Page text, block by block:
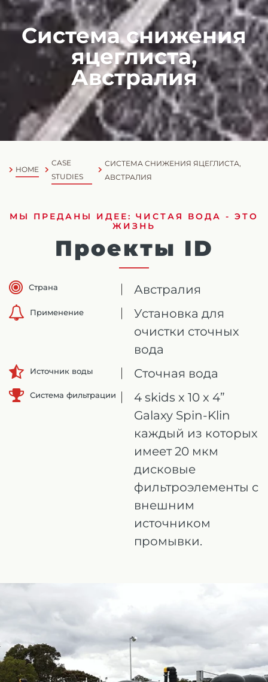
Система снижения
яцеглиста,
Австралия
HOME
CASE
STUDIES
СИСТЕМА СНИЖЕНИЯ ЯЦЕГЛИСТА,
АВСТРАЛИЯ
МЫ ПРЕДАНЫ ИДЕЕ: ЧИСТАЯ ВОДА - ЭТО
ЖИЗНЬ
Проекты ID
Страна Австралия
Применение
Установка для
очистки сточных
вода
Источник воды Сточная вода
Система фильтрации
4 skids x 10 x 4”
Galaxy Spin-Klin
каждый из которых
имеет 20 мкм
дисковые
фильтроэлементы с
внешним
источником
промывки.